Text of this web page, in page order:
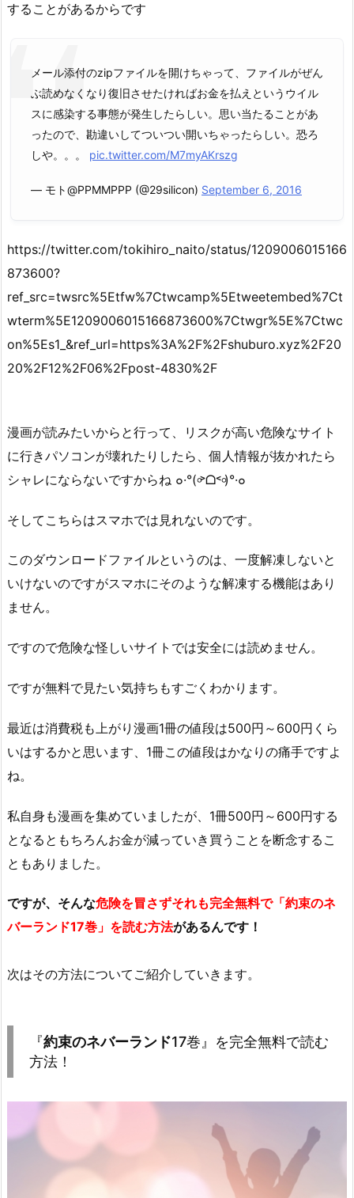
することがあるからです
メール添付のzipファイルを開けちゃって、ファイルがぜん
ぶ読めなくなり復旧させたければお金を払えというウイル
スに感染する事態が発生したらしい。思い当たることがあ
ったので、勘違いしてついつい開いちゃったらしい。恐ろ
しや。。。 pic.twitter.com/M7myAKrszg
— モト@PPMMPPP (@29silicon) September 6, 2016
https://twitter.com/tokihiro_naito/status/1209006015166
873600?
ref_src=twsrc%5Etfw%7Ctwcamp%5Etweetembed%7Ct
wterm%5E1209006015166873600%7Ctwgr%5E%7Ctwc
on%5Es1_&ref_url=https%3A%2F%2Fshuburo.xyz%2F20
20%2F12%2F06%2Fpost-4830%2F
漫画が読みたいからと行って、リスクが高い危険なサイト
に行きパソコンが壊れたりしたら、個人情報が抜かれたら
シャレにならないですからね ๐·°(৹˃ᗝ˂৹)°·๐
そしてこちらはスマホでは見れないのです。
このダウンロードファイルというのは、一度解凍しないと
いけないのですがスマホにそのような解凍する機能はあり
ません。
ですので危険な怪しいサイトでは安全には読めません。
ですが無料で見たい気持ちもすごくわかります。
最近は消費税も上がり漫画1冊の値段は500円～600円くら
いはするかと思います、1冊この値段はかなりの痛手ですよ
ね。
私自身も漫画を集めていましたが、1冊500円～600円する
となるともちろんお金が減っていき買うことを断念するこ
ともありました。
ですが、そんな危険を冒さずそれも完全無料で「約束のネ
バーランド17巻」を読む方法があるんです！
次はその方法についてご紹介していきます。
『約束のネバーランド17巻』を完全無料で読む
方法！